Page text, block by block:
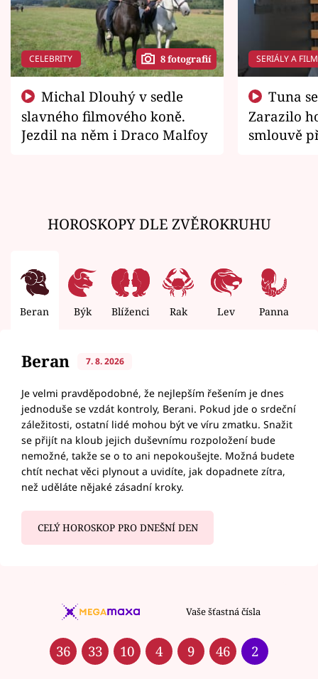
CELEBRITY 8 fotografií
slavného filmového koně.
Jezdil na něm i Draco Malfoy
SERIÁLY A
Zarazilo
smlouvě
HOROSKOPY DLE ZVĚROKRUHU
Beran Býk Blíženci Rak Lev Panna
Beran 7. 8. 2026
Je velmi pravděpodobné, že nejlepším řešením je dnes
jednoduše se vzdát kontroly, Berani. Pokud jde o srdeční
záležitosti, ostatní lidé mohou být ve víru zmatku. Snažit
se přijít na kloub jejich duševnímu rozpoložení bude
nemožné, takže se o to ani nepokoušejte. Možná budete
chtít nechat věci plynout a uvidíte, jak dopadnete zítra,
než uděláte nějaké zásadní kroky.
CELÝ HOROSKOP PRO DNEŠNÍ DEN
Vaše šťastná čísla
36 33 10 4 9 46 2